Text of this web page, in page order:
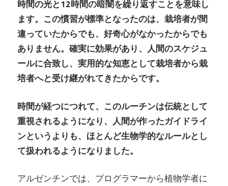
時間の光と12時間の暗闇を繰り返すことを意味し
ます。この慣習が標準となったのは、栽培者が間
違っていたからでも、好奇心がなかったからでも
ありません。確実に効果があり、人間のスケジュ
ールに合致し、実用的な知恵として栽培者から栽
培者へと受け継がれてきたからです。
時間が経つにつれて、このルーチンは伝統として
重視されるようになり、人間が作ったガイドライ
ンというよりも、ほとんど生物学的なルールとし
て扱われるようになりました。
アルゼンチンでは、プログラマーから植物学者に